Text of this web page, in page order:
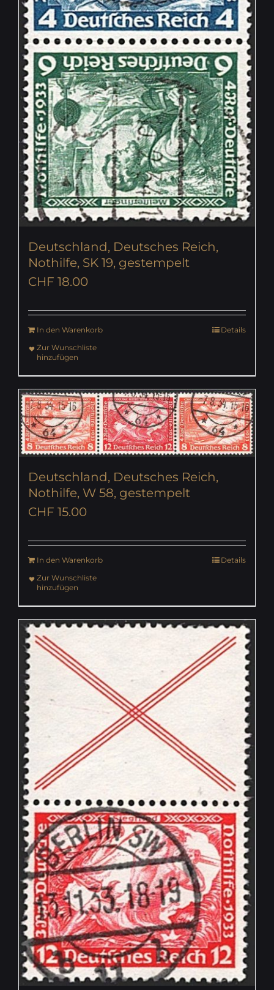
Deutschland, Deutsches Reich,
Nothilfe, SK 19, gestempelt
CHF 18.00
In den Warenkorb
Details
Zur Wunschliste
hinzufügen
Deutschland, Deutsches Reich,
Nothilfe, W 58, gestempelt
CHF 15.00
In den Warenkorb
Details
Zur Wunschliste
hinzufügen